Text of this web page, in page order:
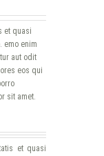
et quasi
emo enim
aut odit
eos qui
sit amet.
et quasi